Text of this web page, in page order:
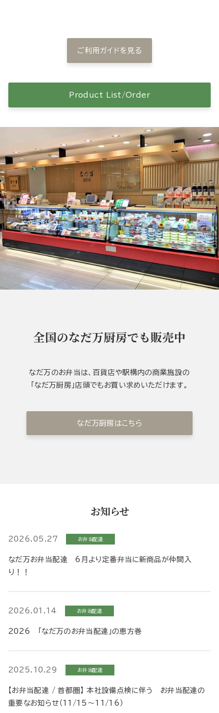
ご利用ガイドを見る
Product List/Order
全国のなだ万厨房でも販売中
なだ万のお弁当は、百貨店や駅構内の商業施設の
「なだ万厨房」店頭でもお買い求めいただけます。
なだ万厨房はこちら
お知らせ
2026.05.27 お弁当配達
なだ万お弁当配達 6月より定番弁当に新商品が仲間入
り！！
2026.01.14 お弁当配達
2026 「なだ万のお弁当配達」の恵方巻
2025.10.29 お弁当配達
【お弁当配達 / 首都圏】 本社設備点検に伴う お弁当配達の
重要なお知らせ（11/15～11/16）